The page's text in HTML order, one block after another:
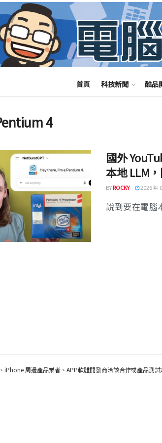
首頁 科技新聞 酷品
4
國外
本地 LLM
BYROCKY 2026 年
說到要在電腦
iPhone 周邊產品業者、APP軟體開發商洽談合作或產品測